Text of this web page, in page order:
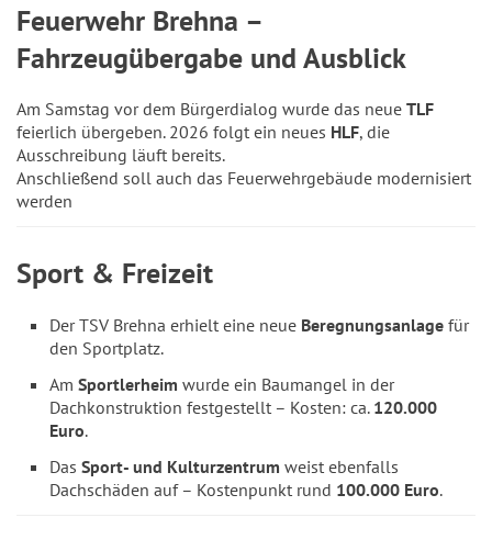
Feuerwehr Brehna –
Fahrzeugübergabe und Ausblick
Am Samstag vor dem Bürgerdialog wurde das neue TLF
feierlich übergeben. 2026 folgt ein neues HLF, die
Ausschreibung läuft bereits.
Anschließend soll auch das Feuerwehrgebäude modernisiert
werden
Sport & Freizeit
Der TSV Brehna erhielt eine neue Beregnungsanlage für
den Sportplatz.
Am Sportlerheim wurde ein Baumangel in der
Dachkonstruktion festgestellt – Kosten: ca. 120.000
Euro.
Das Sport- und Kulturzentrum weist ebenfalls
Dachschäden auf – Kostenpunkt rund 100.000 Euro.